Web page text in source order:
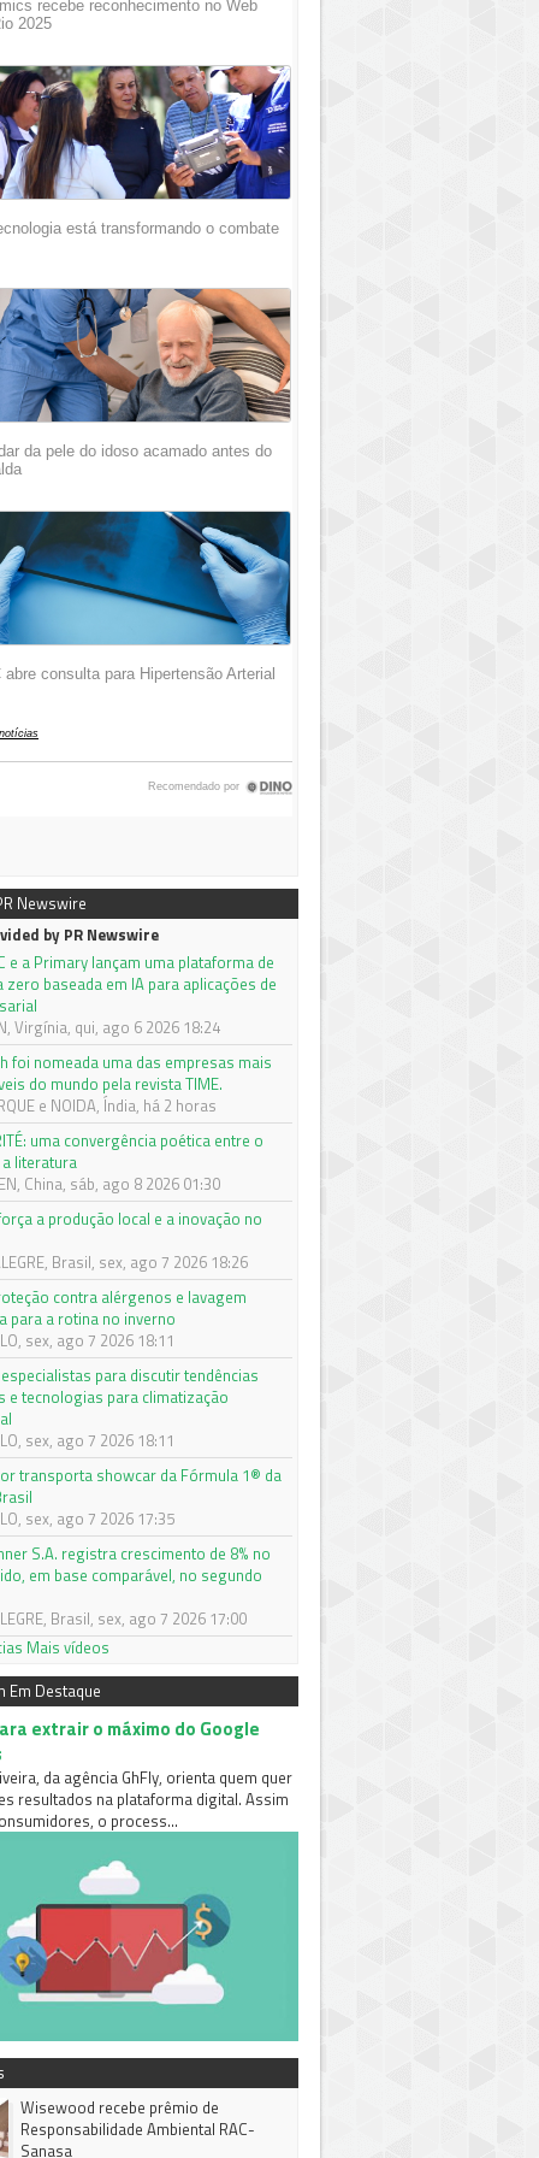
Newswire
by PR Newswire
e a Primary lançam uma plataforma de
zero baseada em IA para aplicações de
Virgínia, qui, ago 6 2026 18:24
foi nomeada uma das empresas mais
do mundo pela revista TIME.
e NOIDA, Índia, há 2 horas
uma convergência poética entre o
literatura
China, sáb, ago 8 2026 01:30
a produção local e a inovação no
Brasil, sex, ago 7 2026 18:26
contra alérgenos e lavagem
para a rotina no inverno
sex, ago 7 2026 18:11
para discutir tendências
e tecnologias para climatização
sex, ago 7 2026 18:11
transporta showcar da Fórmula 1® da
sex, ago 7 2026 17:35
S.A. registra crescimento de 8% no
em base comparável, no segundo
Brasil, sex, ago 7 2026 17:00
Mais vídeos
Em Destaque
extrair o máximo do Google
da agência GhFly, orienta quem quer
resultados na plataforma digital. Assim
o process...
Wisewood recebe prêmio de
Responsabilidade Ambiental RAC-
Sanasa